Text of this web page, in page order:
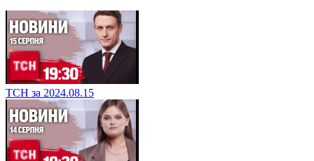
ТСН за 2024.08.15